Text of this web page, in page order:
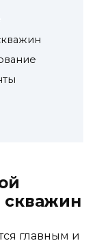
скважин
главным и